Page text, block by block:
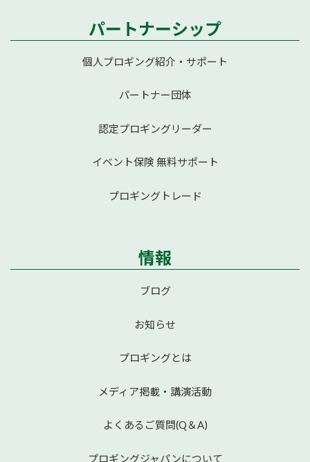
パートナーシップ
個人プロギング紹介・サポート
パートナー団体
認定プロギングリーダー
イベント保険 無料サポート
プロギングトレード
情報
ブログ
お知らせ
プロギングとは
メディア掲載・講演活動
よくあるご質問(Q＆A)
プロギングジャパンについて